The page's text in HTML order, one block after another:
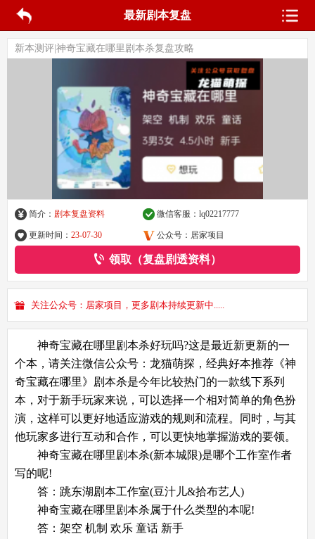
最新剧本复盘
新本测评|神奇宝藏在哪里剧本杀复盘攻略
简介： 剧本复盘资料 微信客服：lq02217777
更新时间： 23-07-30 公众号：居家项目
领取（复盘剧透资料）
关注公众号：居家项目，更多剧本持续更新中.....
神奇宝藏在哪里剧本杀好玩吗?这是最近新更新的一
个本，请关注微信公众号：龙猫萌探，经典好本推荐《神
奇宝藏在哪里》剧本杀是今年比较热门的一款线下系列
本，对于新手玩家来说，可以选择一个相对简单的角色扮
演，这样可以更好地适应游戏的规则和流程。同时，与其
他玩家多进行互动和合作，可以更快地掌握游戏的要领。
神奇宝藏在哪里剧本杀(新本城限)是哪个工作室作者
写的呢!
答：跳东湖剧本工作室(豆汁儿&拾布艺人)
神奇宝藏在哪里剧本杀属于什么类型的本呢!
答：架空 机制 欢乐 童话 新手